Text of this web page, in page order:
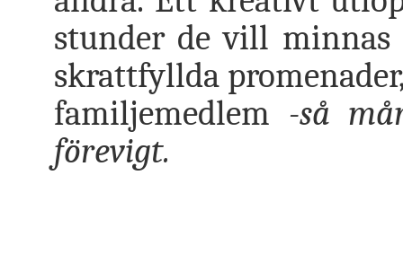
stunder de vill
skrattfyllda
familjemedlem -så
förevigt.